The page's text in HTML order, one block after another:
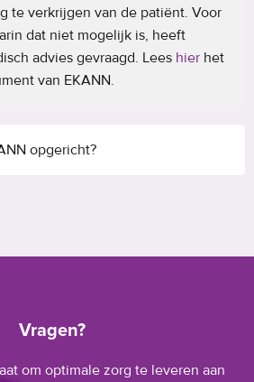
te verkrijgen van de patiënt. Voor
dat niet mogelijk is, heeft
advies gevraagd. Lees hier het
van EKANN.
opgericht?
Vragen?
om optimale zorg te leveren aan